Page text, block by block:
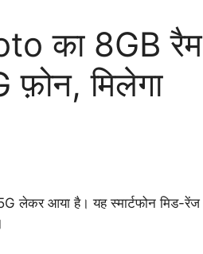
का 8GB रैम
फ़ोन, मिलेगा
लेकर आया है। यह स्मार्टफोन मिड-रेंज